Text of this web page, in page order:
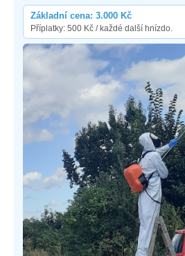
Základní cena: 3.000 Kč
Příplatky: 500 Kč / každé další hnízdo.